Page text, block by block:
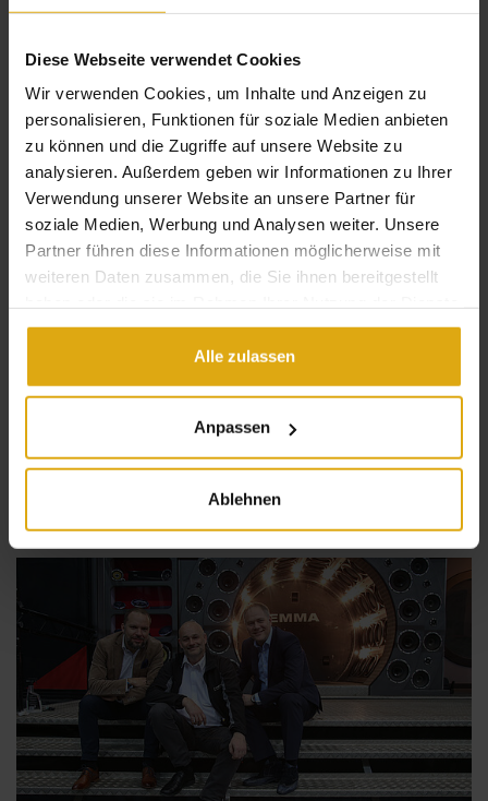
Diese Webseite verwendet Cookies
Wir verwenden Cookies, um Inhalte und Anzeigen zu
personalisieren, Funktionen für soziale Medien anbieten
zu können und die Zugriffe auf unsere Website zu
analysieren. Außerdem geben wir Informationen zu Ihrer
Verwendung unserer Website an unsere Partner für
soziale Medien, Werbung und Analysen weiter. Unsere
Partner führen diese Informationen möglicherweise mit
weiteren Daten zusammen, die Sie ihnen bereitgestellt
gesammelt haben.
Alle zulassen
Anpassen
Ablehnen
Kulinarik Salzburgweiter! Die Besucher tauchen ein, in
den Facettenreichtum der Gaumenfreuden für
Jedermann! Hier finden sich neben leckeren Schmankerln
viele Köstlichkeiten von Landwirten aus der Region! Dazu
laden mediterrane Spezialitäten und internationale
Highlights zum Genießen ein.
Motto beimFrühlingserwachen für die ganze Familie.
Die Besucher können mit einem Ticket die Automesse
Salzburg, Garten Salzburg sowie die Kulinarik Salzburg und
CarMediaWorld besuchen.